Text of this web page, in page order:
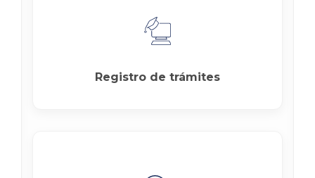
Registro de trámites